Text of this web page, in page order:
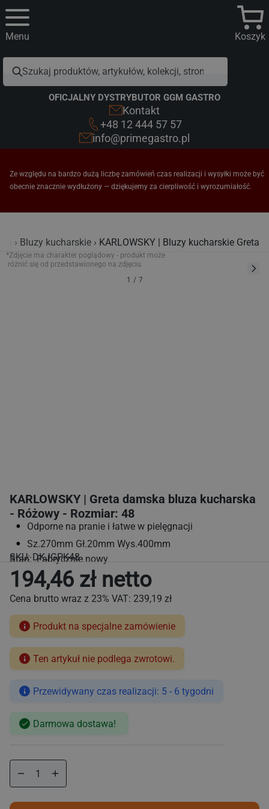
Koszyk
Menu
OFICJALNY DYSTRYBUTOR GGM GASTRO
Kontakt
+48 12 444 57 57
info@primegastro.pl
Ze względu na bardzo dużą liczbę zamówień czas realizacji i wysyłki może być
obecnie znacznie wydłużony — dziękujemy za cierpliwość i wyrozumiałość.
Bluzy kucharskie KARLOWSKY | Bluzy kucharskie Greta
*Zdjęcie ma charakter poglądowy - produkt może
różnić się od przedstawionego na zdjęciu.
1 / 7
KARLOWSKY | Greta damska bluza kucharska
- Różowy - Rozmiar: 48
Odporne na pranie i łatwe w pielęgnacji
Sz.270mm Gł.20mm Wys.400mm
SKU:DKJGPK48
Stan: Fabrycznie nowy
Cena
194,46 zł netto
Cena brutto wraz z 23% VAT: 239,19 zł
Produkt na specjalne zamówienie
Ten artykuł nie podlega zwrotowi.
Przewidywany czas realizacji: 5 - 6 tygodni
Darmowa dostawa!
Zmniejsz
ilość
dla
Zwiększ
ilość
dla